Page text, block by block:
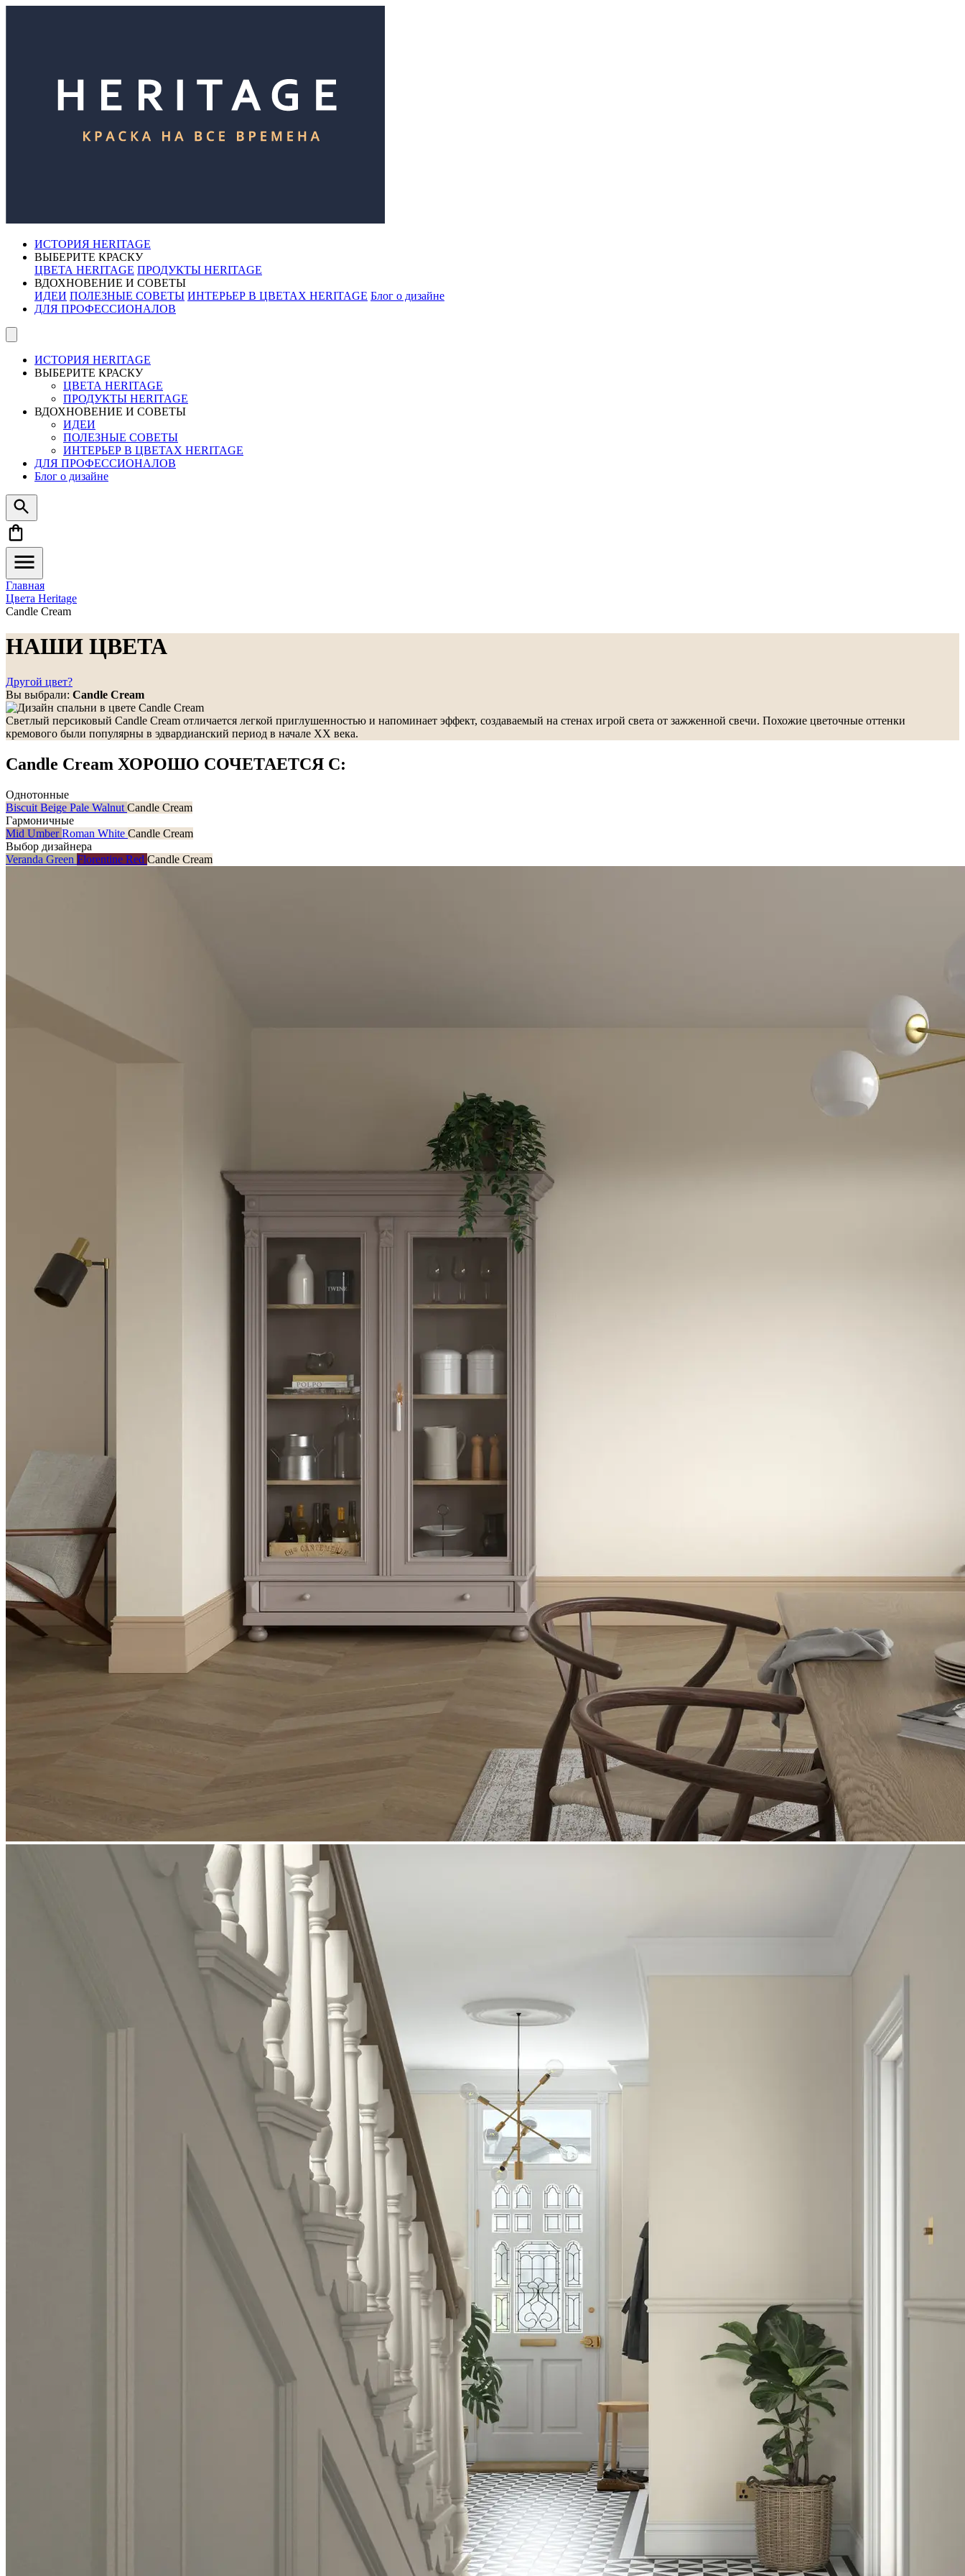
ИСТОРИЯ HERITAGE
ВЫБЕРИТЕ КРАСКУ
ЦВЕТА HERITAGE ПРОДУКТЫ HERITAGE
ВДОХНОВЕНИЕ И СОВЕТЫ
ИДЕИ ПОЛЕЗНЫЕ СОВЕТЫ ИНТЕРЬЕР В ЦВЕТАХ HERITAGE Блог о дизайне
ДЛЯ ПРОФЕССИОНАЛОВ
ИСТОРИЯ HERITAGE
ВЫБЕРИТЕ КРАСКУ
ЦВЕТА HERITAGE
ПРОДУКТЫ HERITAGE
ВДОХНОВЕНИЕ И СОВЕТЫ
ИДЕИ
ПОЛЕЗНЫЕ СОВЕТЫ
ИНТЕРЬЕР В ЦВЕТАХ HERITAGE
ДЛЯ ПРОФЕССИОНАЛОВ
Блог о дизайне
Главная
Цвета Heritage
Candle Cream
НАШИ ЦВЕТА
Другой цвет?
Вы выбрали: Candle Cream
Светлый персиковый Candle Cream отличается легкой приглушенностью и напоминает эффект, создаваемый на стенах игрой света от зажженной свечи. Похожие цветочные оттенки
кремового были популярны в эдвардианский период в начале XX века.
Candle Cream ХОРОШО СОЧЕТАЕТСЯ С:
Однотонные
Biscuit Beige Pale Walnut Candle Cream
Гармоничные
Mid Umber Roman White Candle Cream
Выбор дизайнера
Veranda Green Florentine Red Candle Cream